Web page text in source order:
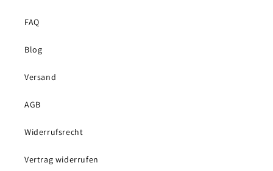
FAQ
Blog
Versand
AGB
Widerrufsrecht
Vertrag widerrufen